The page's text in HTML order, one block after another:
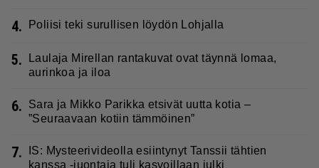
4. Poliisi teki surullisen löydön Lohjalla
5.
Laulaja Mirellan rantakuvat ovat täynnä lomaa,
aurinkoa ja iloa
6.
Sara ja Mikko Parikka etsivät uutta kotia –
”Seuraavaan kotiin tämmöinen”
7.
IS: Mysteerivideolla esiintynyt Tanssii tähtien
kanssa -juontaja tuli kasvoillaan julki